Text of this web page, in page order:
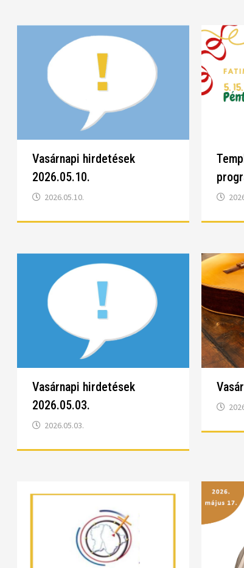
Vasárnapi hirdetések
2026.05.10.
2026.05.10.
Vasárnapi hirdetések
2026.05.03.
2026.05.03.